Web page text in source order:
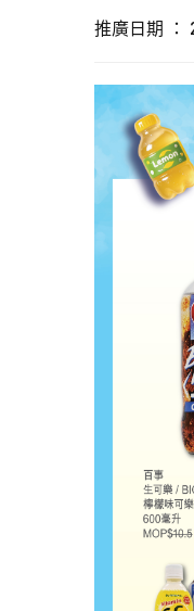
推廣日期 ：